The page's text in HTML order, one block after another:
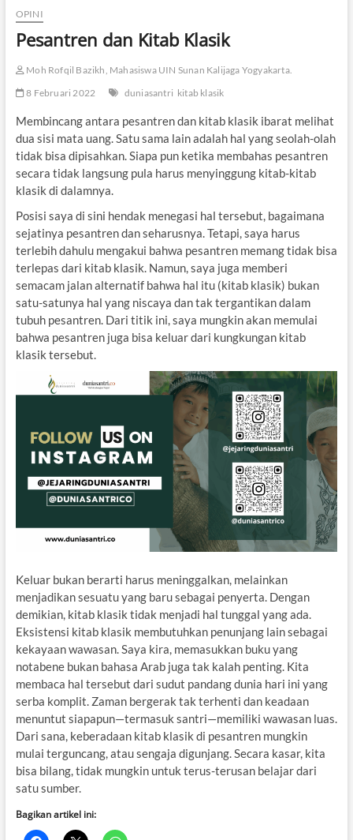
OPINI
Pesantren dan Kitab Klasik
Moh Rofqil Bazikh, Mahasiswa UIN Sunan Kalijaga Yogyakarta.
8 Februari 2022
duniasantri kitab klasik
Membincang antara pesantren dan kitab klasik ibarat melihat
dua sisi mata uang. Satu sama lain adalah hal yang seolah-olah
tidak bisa dipisahkan. Siapa pun ketika membahas pesantren
secara tidak langsung pula harus menyinggung kitab-kitab
klasik di dalamnya.
Posisi saya di sini hendak menegasi hal tersebut, bagaimana
sejatinya pesantren dan seharusnya. Tetapi, saya harus
terlebih dahulu mengakui bahwa pesantren memang tidak bisa
terlepas dari kitab klasik. Namun, saya juga memberi
semacam jalan alternatif bahwa hal itu (kitab klasik) bukan
satu-satunya hal yang niscaya dan tak tergantikan dalam
tubuh pesantren. Dari titik ini, saya mungkin akan memulai
bahwa pesantren juga bisa keluar dari kungkungan kitab
klasik tersebut.
Keluar bukan berarti harus meninggalkan, melainkan
menjadikan sesuatu yang baru sebagai penyerta. Dengan
demikian, kitab klasik tidak menjadi hal tunggal yang ada.
Eksistensi kitab klasik membutuhkan penunjang lain sebagai
kekayaan wawasan. Saya kira, memasukkan buku yang
notabene bukan bahasa Arab juga tak kalah penting. Kita
membaca hal tersebut dari sudut pandang dunia hari ini yang
serba komplit. Zaman bergerak tak terhenti dan keadaan
menuntut siapapun—termasuk santri—memiliki wawasan luas.
Dari sana, keberadaan kitab klasik di pesantren mungkin
mulai terguncang, atau sengaja digunjang. Secara kasar, kita
bisa bilang, tidak mungkin untuk terus-terusan belajar dari
satu sumber.
Bagikan artikel ini: